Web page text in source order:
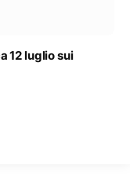
12 luglio sui